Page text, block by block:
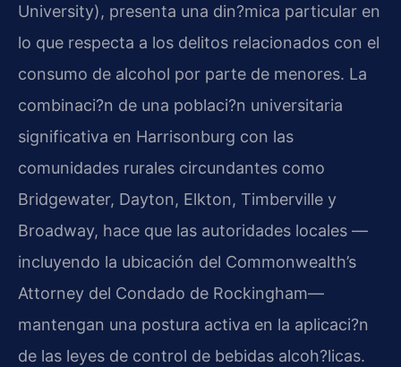
University), presenta una din?mica particular en
lo que respecta a los delitos relacionados con el
consumo de alcohol por parte de menores. La
combinaci?n de una poblaci?n universitaria
significativa en Harrisonburg con las
comunidades rurales circundantes como
Bridgewater, Dayton, Elkton, Timberville y
Broadway, hace que las autoridades locales —
incluyendo la ubicación del Commonwealth’s
Attorney del Condado de Rockingham—
mantengan una postura activa en la aplicaci?n
de las leyes de control de bebidas alcoh?licas.